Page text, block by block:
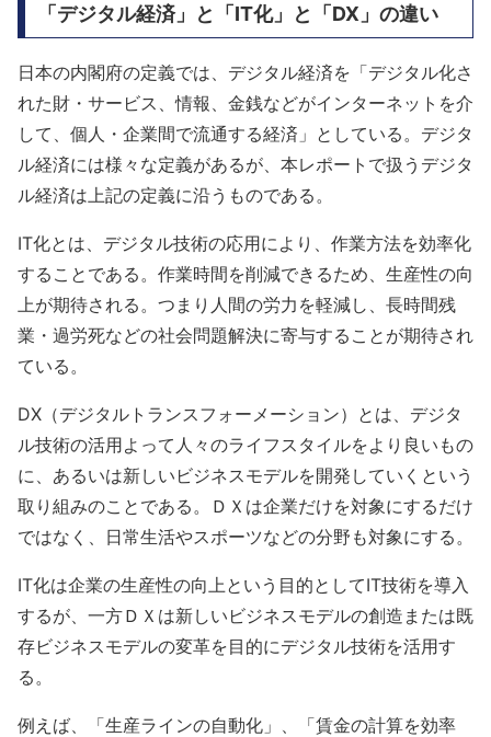
「デジタル経済」と「IT化」と「DX」の違い
日本の内閣府の定義では、デジタル経済を「デジタル化さ
れた財・サービス、情報、金銭などがインターネットを介
して、個人・企業間で流通する経済」としている。デジタ
ル経済には様々な定義があるが、本レポートで扱うデジタ
ル経済は上記の定義に沿うものである。
IT化とは、デジタル技術の応用により、作業方法を効率化
することである。作業時間を削減できるため、生産性の向
上が期待される。つまり人間の労力を軽減し、長時間残
業・過労死などの社会問題解決に寄与することが期待され
ている。
DX（デジタルトランスフォーメーション）とは、デジタ
ル技術の活用よって人々のライフスタイルをより良いもの
に、あるいは新しいビジネスモデルを開発していくという
取り組みのことである。ＤＸは企業だけを対象にするだけ
ではなく、日常生活やスポーツなどの分野も対象にする。
IT化は企業の生産性の向上という目的としてIT技術を導入
するが、一方ＤＸは新しいビジネスモデルの創造または既
存ビジネスモデルの変革を目的にデジタル技術を活用す
る。
例えば、「生産ラインの自動化」、「賃金の計算を効率